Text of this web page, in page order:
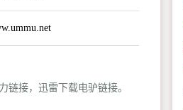
链接，迅雷下载电驴链接。